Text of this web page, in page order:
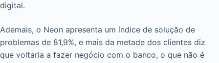
digital.
Ademais, o Neon apresenta um índice de solução de
problemas de 81,9%, e mais da metade dos clientes diz
que voltaria a fazer negócio com o banco, o que não é